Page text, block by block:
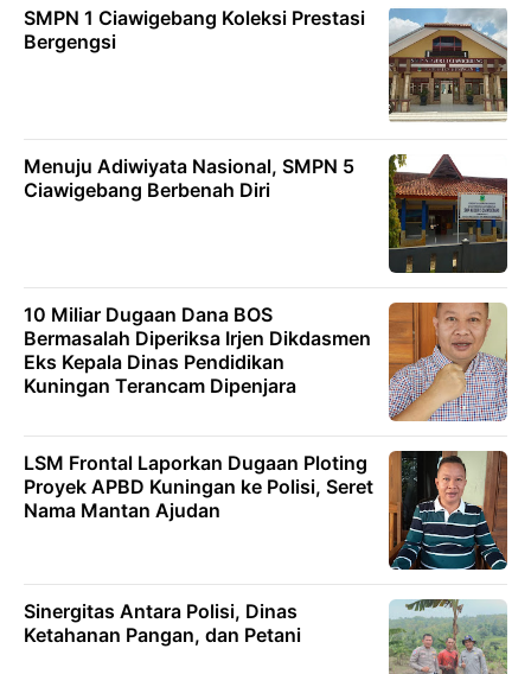
SMPN 1 Ciawigebang Koleksi Prestasi
Bergengsi
Menuju Adiwiyata Nasional, SMPN 5
Ciawigebang Berbenah Diri
10 Miliar Dugaan Dana BOS
Bermasalah Diperiksa Irjen Dikdasmen
Eks Kepala Dinas Pendidikan
Kuningan Terancam Dipenjara
LSM Frontal Laporkan Dugaan Ploting
Proyek APBD Kuningan ke Polisi, Seret
Nama Mantan Ajudan
Sinergitas Antara Polisi, Dinas
Ketahanan Pangan, dan Petani